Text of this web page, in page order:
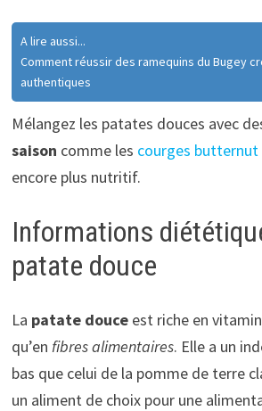
A lire aussi...
Comment réussir des ramequins du Bugey
authentiques
Mélangez les patates douces avec
saison comme les courges butternut
encore plus nutritif.
Informations
patate douce
La patate douceest riche en
qu’en fibres alimentaires. Elle a un
bas que celui de la pomme de terre
un aliment de choix pour une